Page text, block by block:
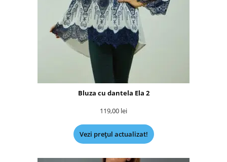
Bluza cu dantela Ela 2
119,00 lei
Vezi prețul actualizat!